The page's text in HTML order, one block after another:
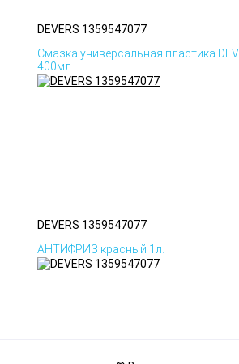
DEVERS 1359547077
Смазка универсальная пластика
400мл
DEVERS 1359547077
АНТИФРИЗ красный 1л.